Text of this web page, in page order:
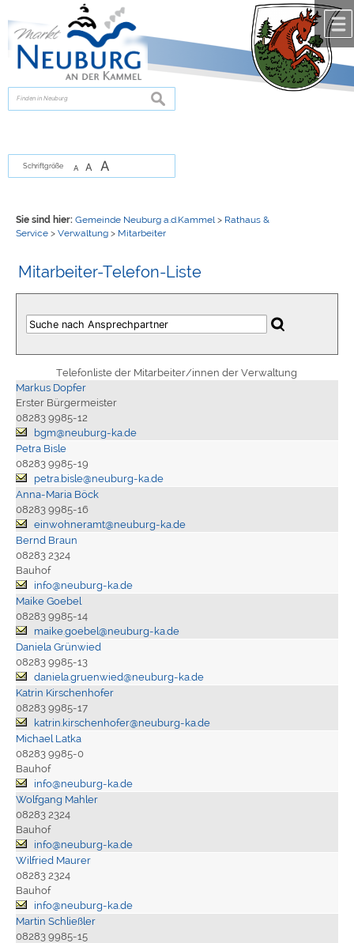
zur Navigationoder
springen.
suchen
Schriftgröße A A A
Sie sind hier: Gemeinde Neuburg a.d.Kammel > Rathaus &
Service> Verwaltung> Mitarbeiter
Mitarbeiter-Telefon-Liste
Telefonliste der Mitarbeiter/innen der Verwaltung
Markus Dopfer
Erster Bürgermeister
08283 9985-12
bgm@neuburg-ka.de
Petra Bisle
08283 9985-19
petra.bisle@neuburg-ka.de
Anna-Maria Böck
08283 9985-16
einwohneramt@neuburg-ka.de
Bernd Braun
08283 2324
Bauhof
info@neuburg-ka.de
Maike Goebel
08283 9985-14
maike.goebel@neuburg-ka.de
Daniela Grünwied
08283 9985-13
daniela.gruenwied@neuburg-ka.de
Katrin Kirschenhofer
08283 9985-17
katrin.kirschenhofer@neuburg-ka.de
Michael Latka
08283 9985-0
Bauhof
info@neuburg-ka.de
Wolfgang Mahler
08283 2324
Bauhof
info@neuburg-ka.de
Wilfried Maurer
08283 2324
Bauhof
info@neuburg-ka.de
Martin Schließler
08283 9985-15